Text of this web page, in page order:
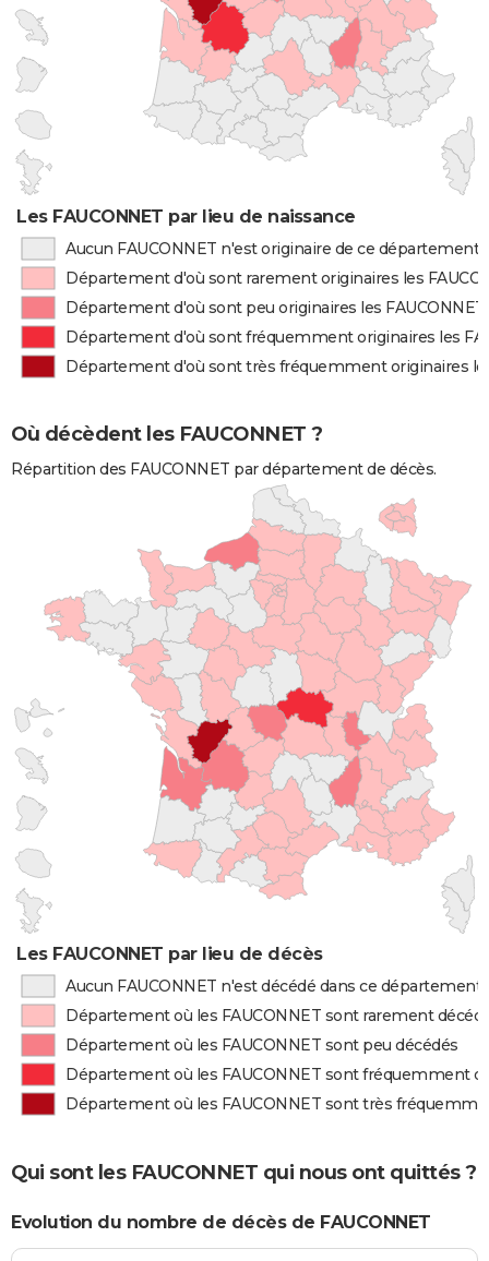
Les FAUCONNET par lieu de naissance
Aucun FAUCONNET n'est originaire de ce département
Département d'où sont rarement originaires les
Département d'où sont peu originaires les FAUCONNET
Département d'où sont fréquemment originaires les
Département d'où sont très fréquemment originaires
Où décèdent les FAUCONNET ?
Répartition des FAUCONNET par département de décès.
Les FAUCONNET par lieu de décès
Aucun FAUCONNET n'est décédé dans ce département
Département où les FAUCONNET sont rarement
Département où les FAUCONNET sont peu décédés
Département où les FAUCONNET sont fréquemment
Département où les FAUCONNET sont très
Qui sont les FAUCONNET qui nous ont quittés ?
Evolution du nombre de décès de FAUCONNET